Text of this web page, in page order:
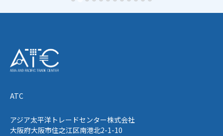
ATC
アジア太平洋トレードセンター株式会社
大阪府大阪市住之江区南港北2-1-10